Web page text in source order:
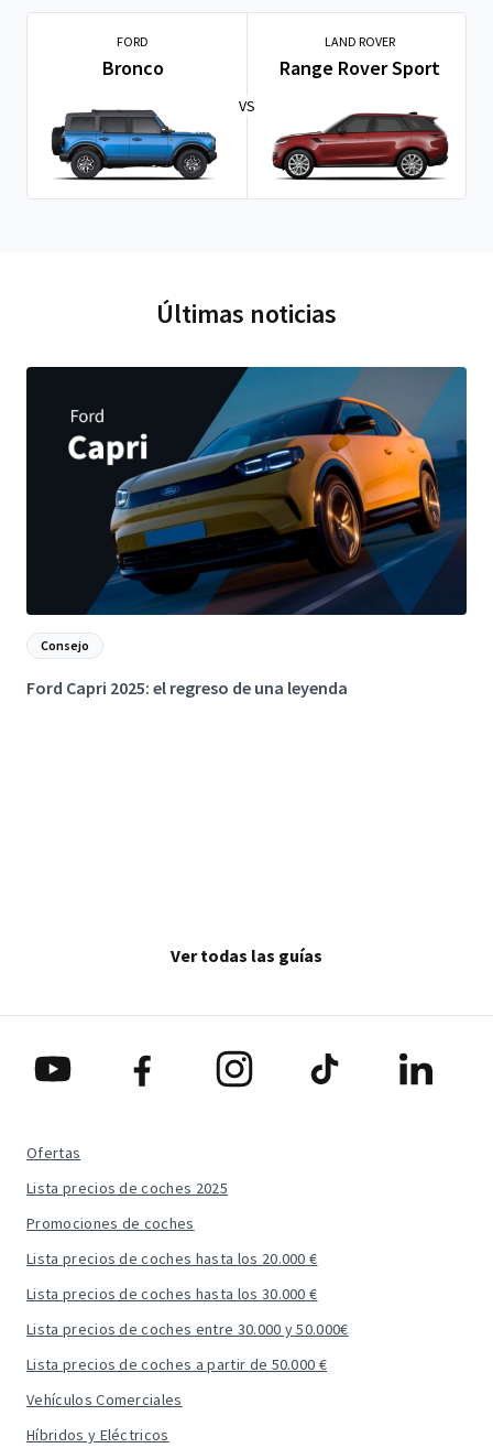
FORD
Bronco
VS
LAND ROVER
Range Rover Sport
Últimas noticias
Consejo
Ford Capri 2025: el regreso de una leyenda
Ver todas las guías
Ofertas
Lista precios de coches 2025
Promociones de coches
Lista precios de coches hasta los 20.000 €
Lista precios de coches hasta los 30.000 €
Lista precios de coches entre 30.000 y 50.000€
Lista precios de coches a partir de 50.000 €
Vehículos Comerciales
Híbridos y Eléctricos